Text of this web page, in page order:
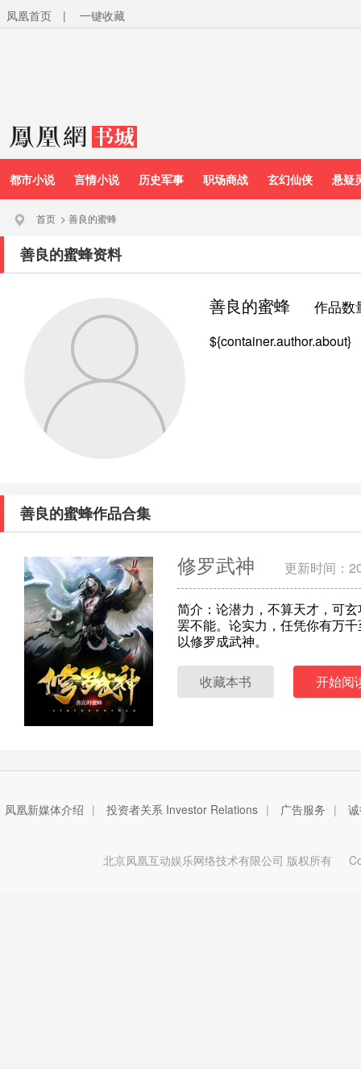
凤凰首页 | 一键收藏
都市小说 言情小说 历史军事 职场商战 玄幻仙侠 悬疑
首页 > 善良的蜜蜂
善良的蜜蜂资料
善良的蜜蜂 作品数
${container.author.about}
善良的蜜蜂作品合集
修罗武神 更新时间：
简介：论潜力，不算天才，可
罢不能。论实力，任凭你有万
以修罗成武神。
收藏本书 开始阅
凤凰新媒体介绍 | 投资者关系 Investor Relations | 广告服务 |
北京凤凰互动娱乐网络技术有限公司 版权所有